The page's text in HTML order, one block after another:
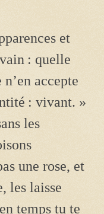
et
: quelle
accepte
: vivant. »
les
une rose, et
les laisse
temps tu te